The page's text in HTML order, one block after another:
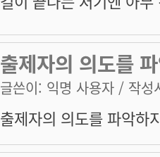
출제자의 의도를
글쓴이: 익명 사용자 / 작성
출제자의 의도를 파악하